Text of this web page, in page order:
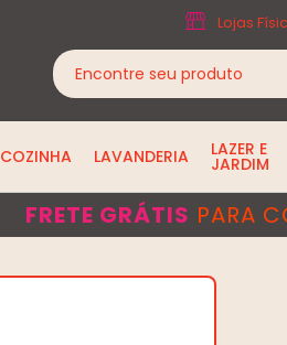
Lojas
COZINHA LAVANDERIA LAZER E
JARDIM
FRETE GRÁTIS PARA